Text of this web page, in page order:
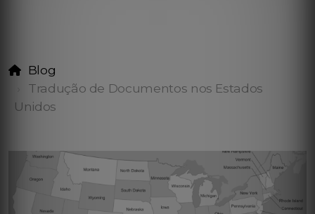
Blog
Tradução de Documentos nos Estados
Unidos